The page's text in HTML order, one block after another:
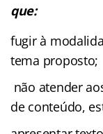
que:
fugir à
tema proposto;
não atender
de conteúdo,